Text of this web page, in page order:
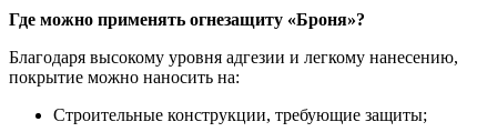
Где можно применять огнезащиту «Броня»?
Благодаря высокому уровня адгезии и легкому нанесению,
покрытие можно наносить на:
Строительные конструкции, требующие защиты;